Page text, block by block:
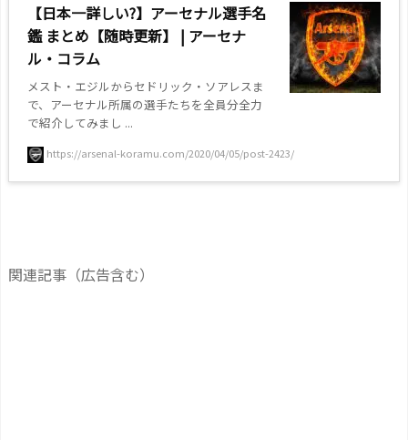
【日本一詳しい?】アーセナル選手名
鑑 まとめ【随時更新】 | アーセナ
ル・コラム
メスト・エジルからセドリック・ソアレスま
で、アーセナル所属の選手たちを全員分全力
で紹介してみまし ...
https://arsenal-koramu.com/2020/04/05/post-2423/
関連記事（広告含む）